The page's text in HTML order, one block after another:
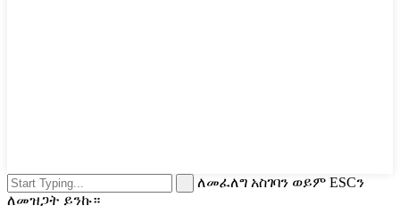
ለመፈለግ አስገባን ወይም ESCን
ለመዝጋት ይንኩ።